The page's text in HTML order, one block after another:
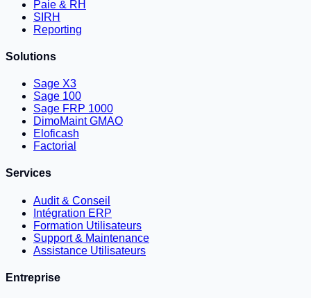
Paie & RH
SIRH
Reporting
Solutions
Sage X3
Sage 100
Sage FRP 1000
DimoMaint GMAO
Eloficash
Factorial
Services
Audit & Conseil
Intégration ERP
Formation Utilisateurs
Support & Maintenance
Assistance Utilisateurs
Entreprise